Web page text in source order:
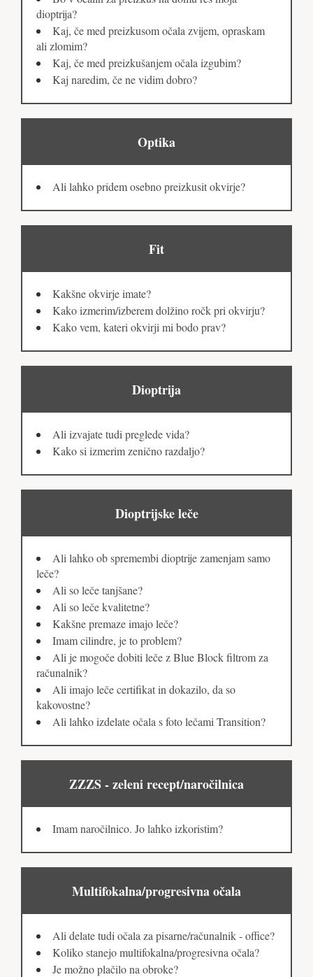
dioptrija?
Kaj, če med preizkusom očala zvijem, opraskam
ali zlomim?
Kaj, če med preizkušanjem očala izgubim?
Kaj naredim, če ne vidim dobro?
Optika
Ali lahko pridem osebno preizkusit okvirje?
Fit
Kakšne okvirje imate?
Kako izmerim/izberem dolžino ročk pri okvirju?
Kako vem, kateri okvirji mi bodo prav?
Dioptrija
Ali izvajate tudi preglede vida?
Kako si izmerim zenično razdaljo?
Dioptrijske leče
Ali lahko ob spremembi dioptrije zamenjam samo
leče?
Ali so leče tanjšane?
Ali so leče kvalitetne?
Kakšne premaze imajo leče?
Imam cilindre, je to problem?
Ali je mogoče dobiti leče z Blue Block filtrom za
računalnik?
Ali imajo leče certifikat in dokazilo, da so
kakovostne?
Ali lahko izdelate očala s foto lečami Transition?
ZZZS - zeleni recept/naročilnica
Imam naročilnico. Jo lahko izkoristim?
Multifokalna/progresivna očala
Ali delate tudi očala za pisarne/računalnik - office?
Koliko stanejo multifokalna/progresivna očala?
Je možno plačilo na obroke?